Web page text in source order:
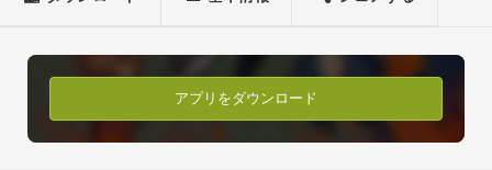
探索で見つけた秘宝やスキルを身につけて、ダンジョン最深部
各ステージに登場するボスを倒せば、秘宝やスキルを入手！
コンプリートを目指して、より深い階層を目指しましょう。
アプリをダウンロード